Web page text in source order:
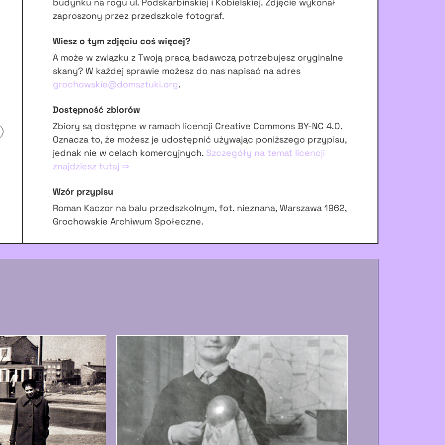
zaproszony przez przedszkole fotograf.
Wiesz o tym zdjęciu coś więcej?
A może w związku z Twoją pracą badawczą potrzebujesz oryginalne
skany? W każdej sprawie możesz do nas napisać na adres
grochowskie@domsztuki.org.
Dostępność zbiorów
Zbiory są dostępne w ramach licencji Creative Commons BY-NC 4.0.
Oznacza to, że możesz je udostępnić używając poniższego przypisu,
jednak nie w celach komercyjnych. Szczegóły na temat licencji
znajdziesz tutaj ⇒
Wzór przypisu
Roman Kaczor na balu przedszkolnym, fot. nieznana, Warszawa 1962,
Grochowskie Archiwum Społeczne.